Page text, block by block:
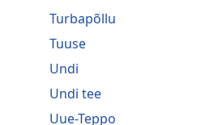
Turbapõllu
Tuuse
Undi
Undi tee
Uue-Teppo